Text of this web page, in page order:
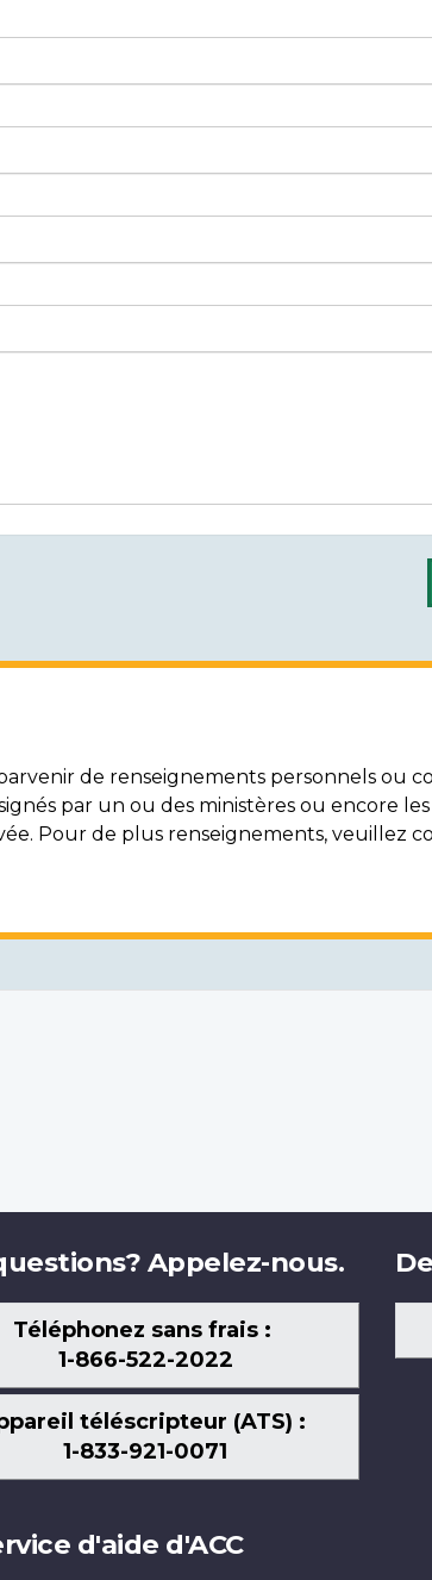
de renseignements personnels ou
par un ou des ministères ou encore
Pour de plus renseignements, veuillez
Appelez-nous.
Téléphonez sans frais :
1-866-522-2022
téléscripteur (ATS) :
1-833-921-0071
d'aide d'ACC